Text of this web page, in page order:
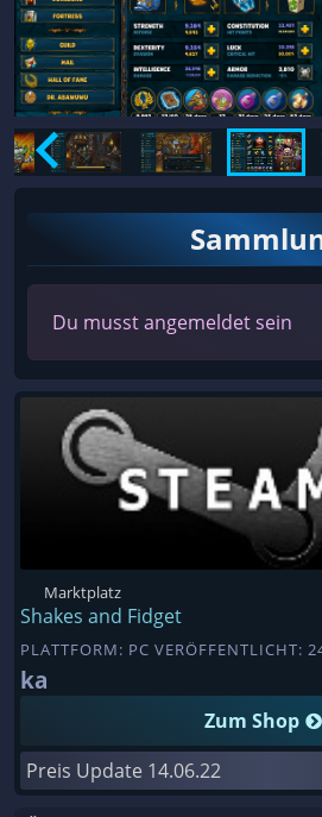
Du musst angemeldet sein
Marktplatz
Shakes and Fidget
PLATTFORM: PC VERÖFFENTLICHT:
ka
Zum Shop
Preis Update 14.06.22